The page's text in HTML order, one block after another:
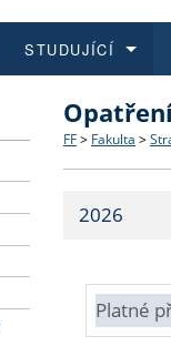
Struktura
Strategie
Fakultní
Co
Učitelské
STUDUJÍCÍ
O vědě a
Aktuální
FF > Fakulta >
2026
Platné